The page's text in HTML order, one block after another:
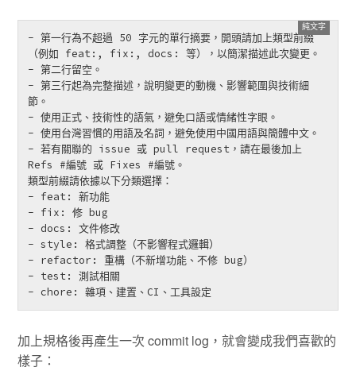
- 第一行為不超過 50 字元的單行摘要，開頭請加上類型前綴
（例如 feat:, fix:, docs: 等），以簡潔描述此次變更。
- 第二行留空。
- 第三行起為完整描述，說明變更的動機、影響範圍與技術細
節。
- 使用正式、技術性的語氣，避免口語或情緒性字眼。
- 使用台灣習慣的用語及名詞，避免使用中國用語與簡體中文。
- 若有關聯的 issue 或 pull request，請在最後加上
Refs #編號 或 Fixes #編號。
類型前綴請依據以下分類選擇：
- feat: 新功能
- fix: 修 bug
- docs: 文件修改
- style: 格式調整（不影響程式邏輯）
- refactor: 重構（不新增功能、不修 bug）
- test: 測試相關
加上規格後再產生一次 commit log，就會變成我們喜歡的
樣子：